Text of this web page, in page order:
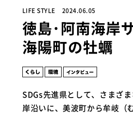
LIFE STYLE 2024.06.05
徳島･阿南海岸
海陽町の牡蠣
SDGs先進県として、さまざ
岸沿いに、美波町から牟岐（